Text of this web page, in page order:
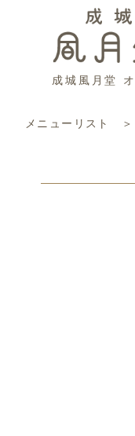
成城風月堂
メニューリスト ＞